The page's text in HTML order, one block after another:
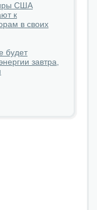
США
к
в своих
будет
завтра,